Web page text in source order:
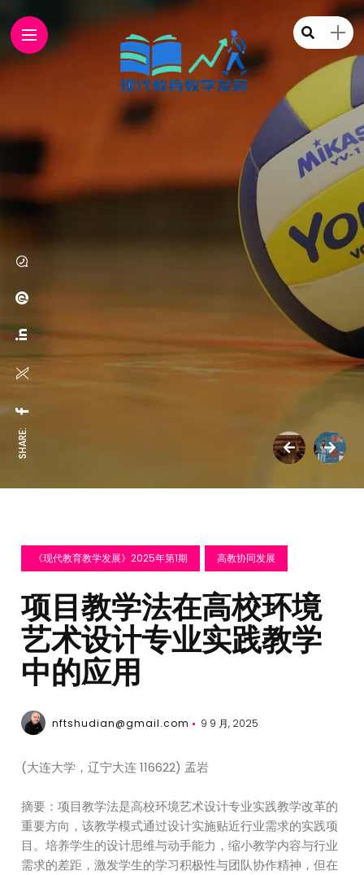
SHARE:
《现代教育教学发展》2025年第1期 高教协同发展
项目教学法在高校环境
艺术设计专业实践教学
中的应用
nftshudian@gmail.com 9 9 月, 2025
(大连大学，辽宁大连 116622) 孟岩
摘要：项目教学法是高校环境艺术设计专业实践教学改革的
重要方向，该教学模式通过设计实施贴近行业需求的实践项
目。培养学生的设计思维与动手能力，缩小教学内容与行业
需求的差距，激发学生的学习积极性与团队协作精神，但在